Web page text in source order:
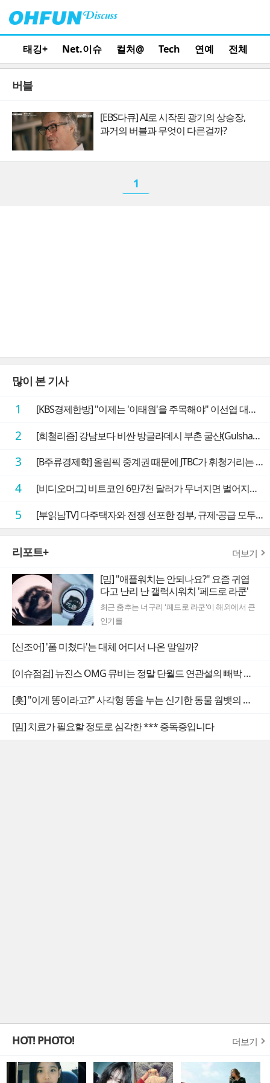
태깅+ Net.이슈 컬처@ Tech 연예 전체
버블
[EBS다큐] AI로 시작된 광기의 상승장,
과거의 버블과 무엇이 다른걸까?
1
많이 본 기사
1 [KBS경제한방] "이제는 '이태원'을 주목해야" 이선엽 대표가 말하는 AI 시대 투자 성과를 가르는 지점들
2 [희철리즘] 강남보다 비싼 방글라데시 부촌 굴샨(Gulshan)의 극단적인 모습에 충격을 받다
3 [B주류경제학] 올림픽 중계권 때문에 JTBC가 휘청거리는 이유
4 [비디오머그] 비트코인 6만7천 달러가 무너지면 벌어지는 일
5 [부읽남TV] 다주택자와 전쟁 선포한 정부, 규제·공급 모두 실효성 의문
리포트+ 더보기
[밈] "애플워치는 안되나요?" 요즘 귀엽
다고 난리 난 갤럭시워치 '페드로 라쿤'
최근 춤추는 너구리 '페드로 라쿤'이 해외에서 큰
인기를
[신조어] '폼 미쳤다'는 대체 어디서 나온 말일까?
[이슈점검] 뉴진스 OMG 뮤비는 정말 단월드 연관설의 빼박 증거일까
[훗] "이게 똥이라고?" 사각형 똥을 누는 신기한 동물 웜뱃의 비밀
[밈] 치료가 필요할 정도로 심각한 *** 증독증입니다
HOT! PHOTO! 더보기